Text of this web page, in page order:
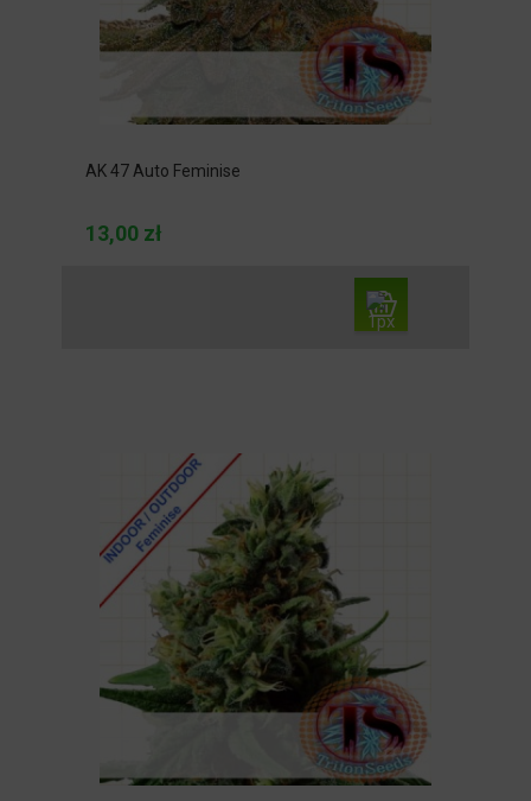
AK 47 Auto Feminise
13,00 zł